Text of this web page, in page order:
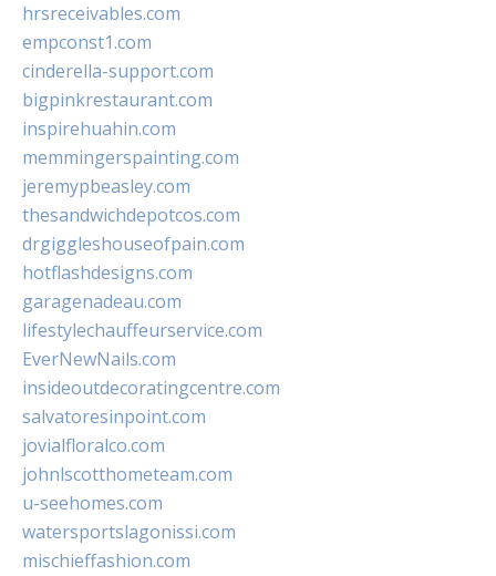
hrsreceivables.com
empconst1.com
cinderella-support.com
bigpinkrestaurant.com
inspirehuahin.com
memmingerspainting.com
jeremypbeasley.com
thesandwichdepotcos.com
drgiggleshouseofpain.com
hotflashdesigns.com
garagenadeau.com
lifestylechauffeurservice.com
EverNewNails.com
insideoutdecoratingcentre.com
salvatoresinpoint.com
jovialfloralco.com
johnlscotthometeam.com
u-seehomes.com
watersportslagonissi.com
mischieffashion.com